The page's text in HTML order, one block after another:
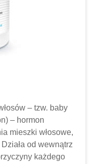
– tzw. baby
– hormon
mieszki włosowe,
od wewnątrz
każdego